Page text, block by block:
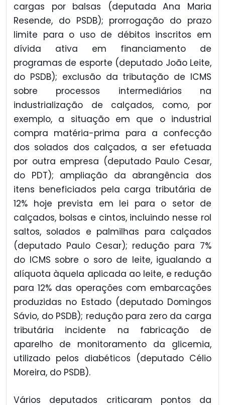
cargas por balsas (deputada Ana Maria
Resende, do PSDB); prorrogação do prazo
limite para o uso de débitos inscritos em
dívida ativa em financiamento de
programas de esporte (deputado João Leite,
do PSDB); exclusão da tributação de ICMS
sobre processos intermediários na
industrialização de calçados, como, por
exemplo, a situação em que o industrial
compra matéria-prima para a confecção
dos solados dos calçados, a ser efetuada
por outra empresa (deputado Paulo Cesar,
do PDT); ampliação da abrangência dos
itens beneficiados pela carga tributária de
12% hoje prevista em lei para o setor de
calçados, bolsas e cintos, incluindo nesse rol
saltos, solados e palmilhas para calçados
(deputado Paulo Cesar); redução para 7%
do ICMS sobre o soro de leite, igualando a
alíquota àquela aplicada ao leite, e redução
para 12% das operações com embarcações
produzidas no Estado (deputado Domingos
Sávio, do PSDB); redução para zero da carga
tributária incidente na fabricação de
aparelho de monitoramento da glicemia,
utilizado pelos diabéticos (deputado Célio
Moreira, do PSDB).
Vários deputados criticaram pontos da